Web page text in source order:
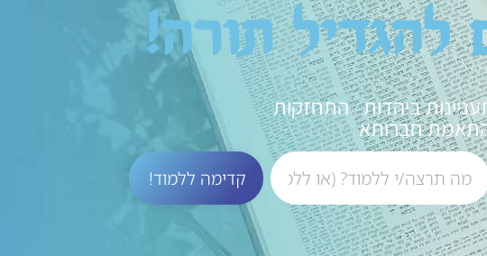
להגדיל תורה!
ביהדות / התחזקות
חברותא
קדימה ללמוד!